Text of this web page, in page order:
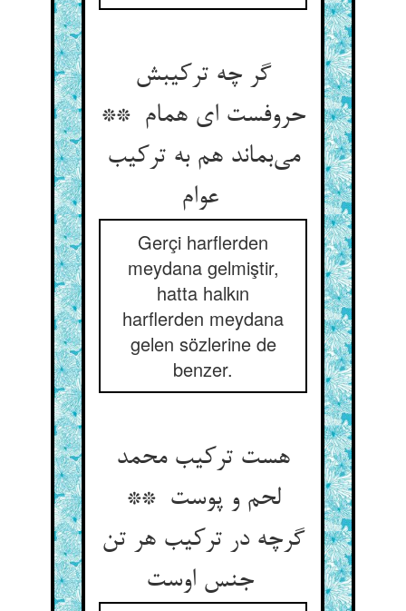
گر چه ترکیبش
حروفست ای همام **
می‌بماند هم به ترکیب
عوام
Gerçi harflerden
meydana gelmiştir,
hatta halkın
harflerden meydana
gelen sözlerine de
benzer.
هست ترکیب محمد
لحم و پوست **
گرچه در ترکیب هر تن
جنس اوست